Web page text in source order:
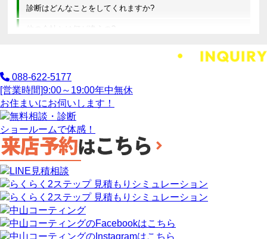
診断はどんなことをしてくれますか?
他の会社とは何が違うの?
088-622-5177
[営業時間]9:00～19:00年中無休
お住まいにお伺いします！
ショールームで体感！